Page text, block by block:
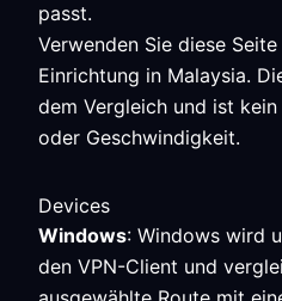
passt.
Verwenden Sie diese
Einrichtung in Malaysia.
dem Vergleich und ist
oder Geschwindigkeit.
Devices
Windows: Windows wird
den VPN-Client und